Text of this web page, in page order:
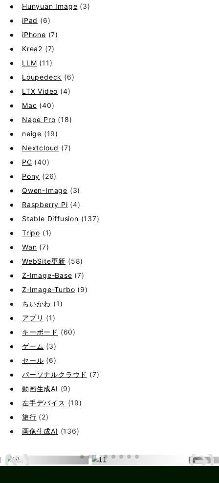
Hunyuan Image (3)
iPad (6)
iPhone (7)
Krea2 (7)
LLM (11)
Loupedeck (6)
LTX Video (4)
Mac (40)
Nape Pro (18)
neige (19)
Nextcloud (7)
PC (40)
Pony (26)
Qwen-Image (3)
Raspberry Pi (4)
Stable Diffusion (137)
Tripo (1)
Wan (7)
WebSite更新 (58)
Z-Image-Base (7)
Z-Image-Turbo (9)
ちいかわ (1)
アプリ (1)
キーボード (60)
ゲーム (3)
セール (6)
パーソナルクラウド (7)
動画生成AI (9)
左手デバイス (19)
旅行 (2)
画像生成AI (136)